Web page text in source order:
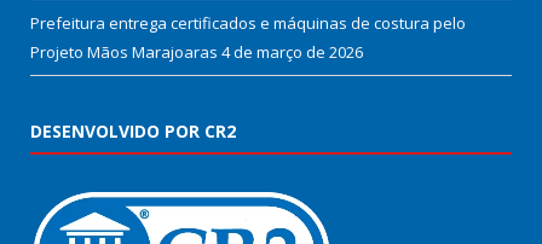
Prefeitura entrega certificados e máquinas de costura pelo
Projeto Mãos Marajoaras 4 de março de 2026
DESENVOLVIDO POR CR2